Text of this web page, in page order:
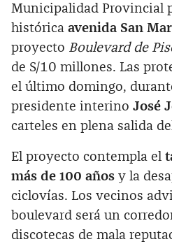
Municipalidad Provincial
histórica avenida San
proyecto Boulevard de
de S/10 millones. Las
el último domingo,
presidente interino José
carteles en plena salida del
El proyecto contempla el
más de 100 años y la
ciclovías. Los vecinos
boulevard será un
discotecas de mala